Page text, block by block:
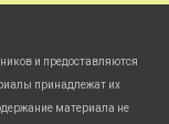
и предоставляются
принадлежат их
материала не